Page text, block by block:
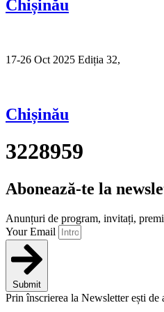
Chișinău
17-26 Oct 2025 Ediția 32,
Chișinău
3228959
Abonează-te la
Anunțuri de program, invitați,
Your Email
Submit
Prin înscrierea la Newsletter ești de